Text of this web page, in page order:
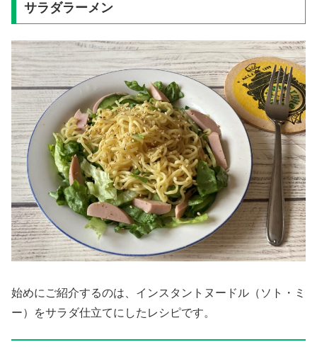
サラダラーメン
始めにご紹介するのは、インスタントヌードル（ソト・ミ
ー）をサラダ仕立てにしたレシピです。